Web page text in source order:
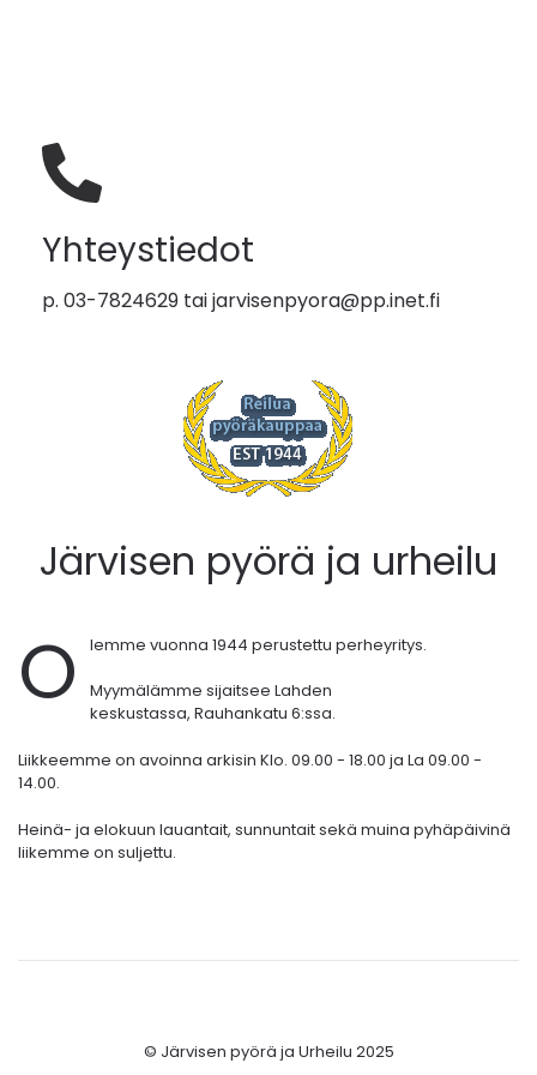
Yhteystiedot
p. 03-7824629 taijarvisenpyora@pp.inet.fi
Järvisen pyörä ja urheilu
O
lemme vuonna 1944 perustettu perheyritys.
Myymälämme sijaitsee Lahden
keskustassa, Rauhankatu 6:ssa.
Liikkeemme on avoinna arkisin Klo. 09.00 - 18.00 ja La 09.00 -
14.00.
Heinä- ja elokuun lauantait, sunnuntait sekä muina pyhäpäivinä
liikemme on suljettu.
© Järvisen pyörä ja Urheilu 2025